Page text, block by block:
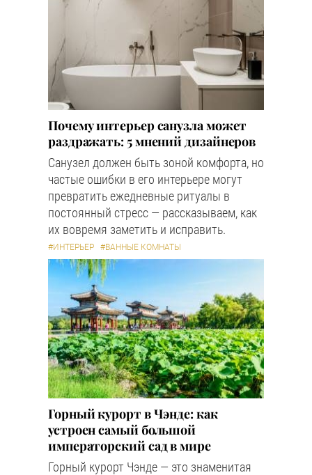
Почему интерьер санузла может
раздражать: 5 мнений дизайнеров
Санузел должен быть зоной комфорта, но
частые ошибки в его интерьере могут
превратить ежедневные ритуалы в
постоянный стресс — рассказываем, как
их вовремя заметить и исправить.
#ИНТЕРЬЕР #ВАННЫЕ КОМНАТЫ
Горный курорт в Чэнде: как
устроен самый большой
императорский сад в мире
Горный курорт Чэнде — это знаменитая